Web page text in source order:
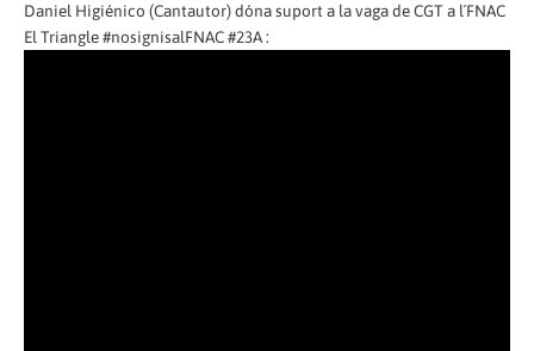
Daniel Higiénico (Cantautor) dóna suport a la vaga de CGT a l´FNAC
El Triangle #nosignisalFNAC #23A :